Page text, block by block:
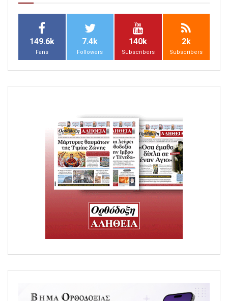
149.6k
Fans
7.4k
Followers
140k
Subscribers
2k
Subscribers